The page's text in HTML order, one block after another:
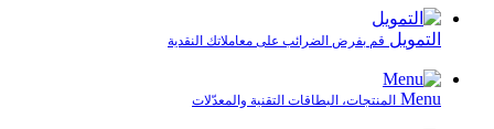
التمويل قم بفرض الضرائب على معاملاتك النقدية
Menu المنتجات، البطاقات التقنية والمعدّلات